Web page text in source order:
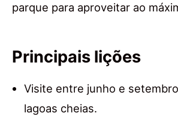
parque para aproveitar ao
Principais lições
Visite entre junho e
lagoas cheias.